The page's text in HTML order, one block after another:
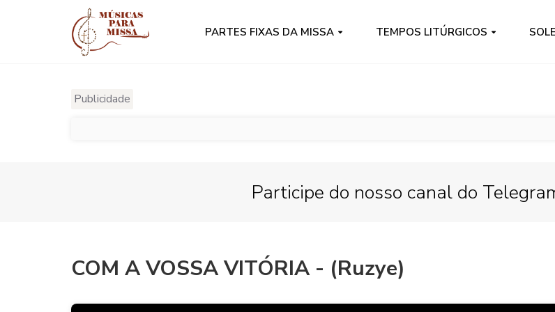
PARTES FIXAS DA MISSA TEMPOS LITÚRGICOS
Publicidade
Participe do nosso canal do
COM A VOSSA VITÓRIA - (Ruzye)